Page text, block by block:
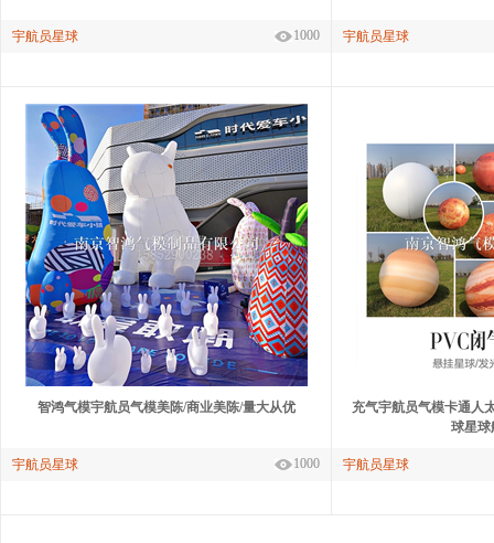
1000
宇航员星球 宇航员星球
智鸿气模宇航员气模美陈/商业美陈/量大从优
1000
宇航员星球
充气宇航员气模卡通人
球星球
宇航员星球